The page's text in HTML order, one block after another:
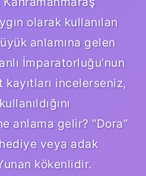
olarak kullanılan
anlamına gelen
İmparatorluğu’nun
kayıtları incelerseniz,
anlama gelir? “Dora”
veya adak
kökenlidir.